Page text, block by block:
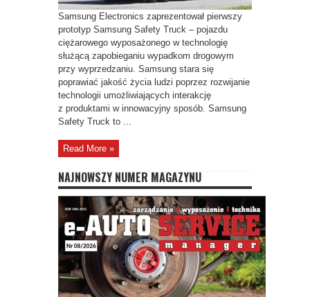
Samsung Electronics zaprezentował pierwszy
prototyp Samsung Safety Truck – pojazdu
ciężarowego wyposażonego w technologię
służącą zapobieganiu wypadkom drogowym
przy wyprzedzaniu. Samsung stara się
poprawiać jakość życia ludzi poprzez rozwijanie
technologii umożliwiających interakcję
z produktami w innowacyjny sposób. Samsung
Safety Truck to ...
Read More »
NAJNOWSZY NUMER MAGAZYNU